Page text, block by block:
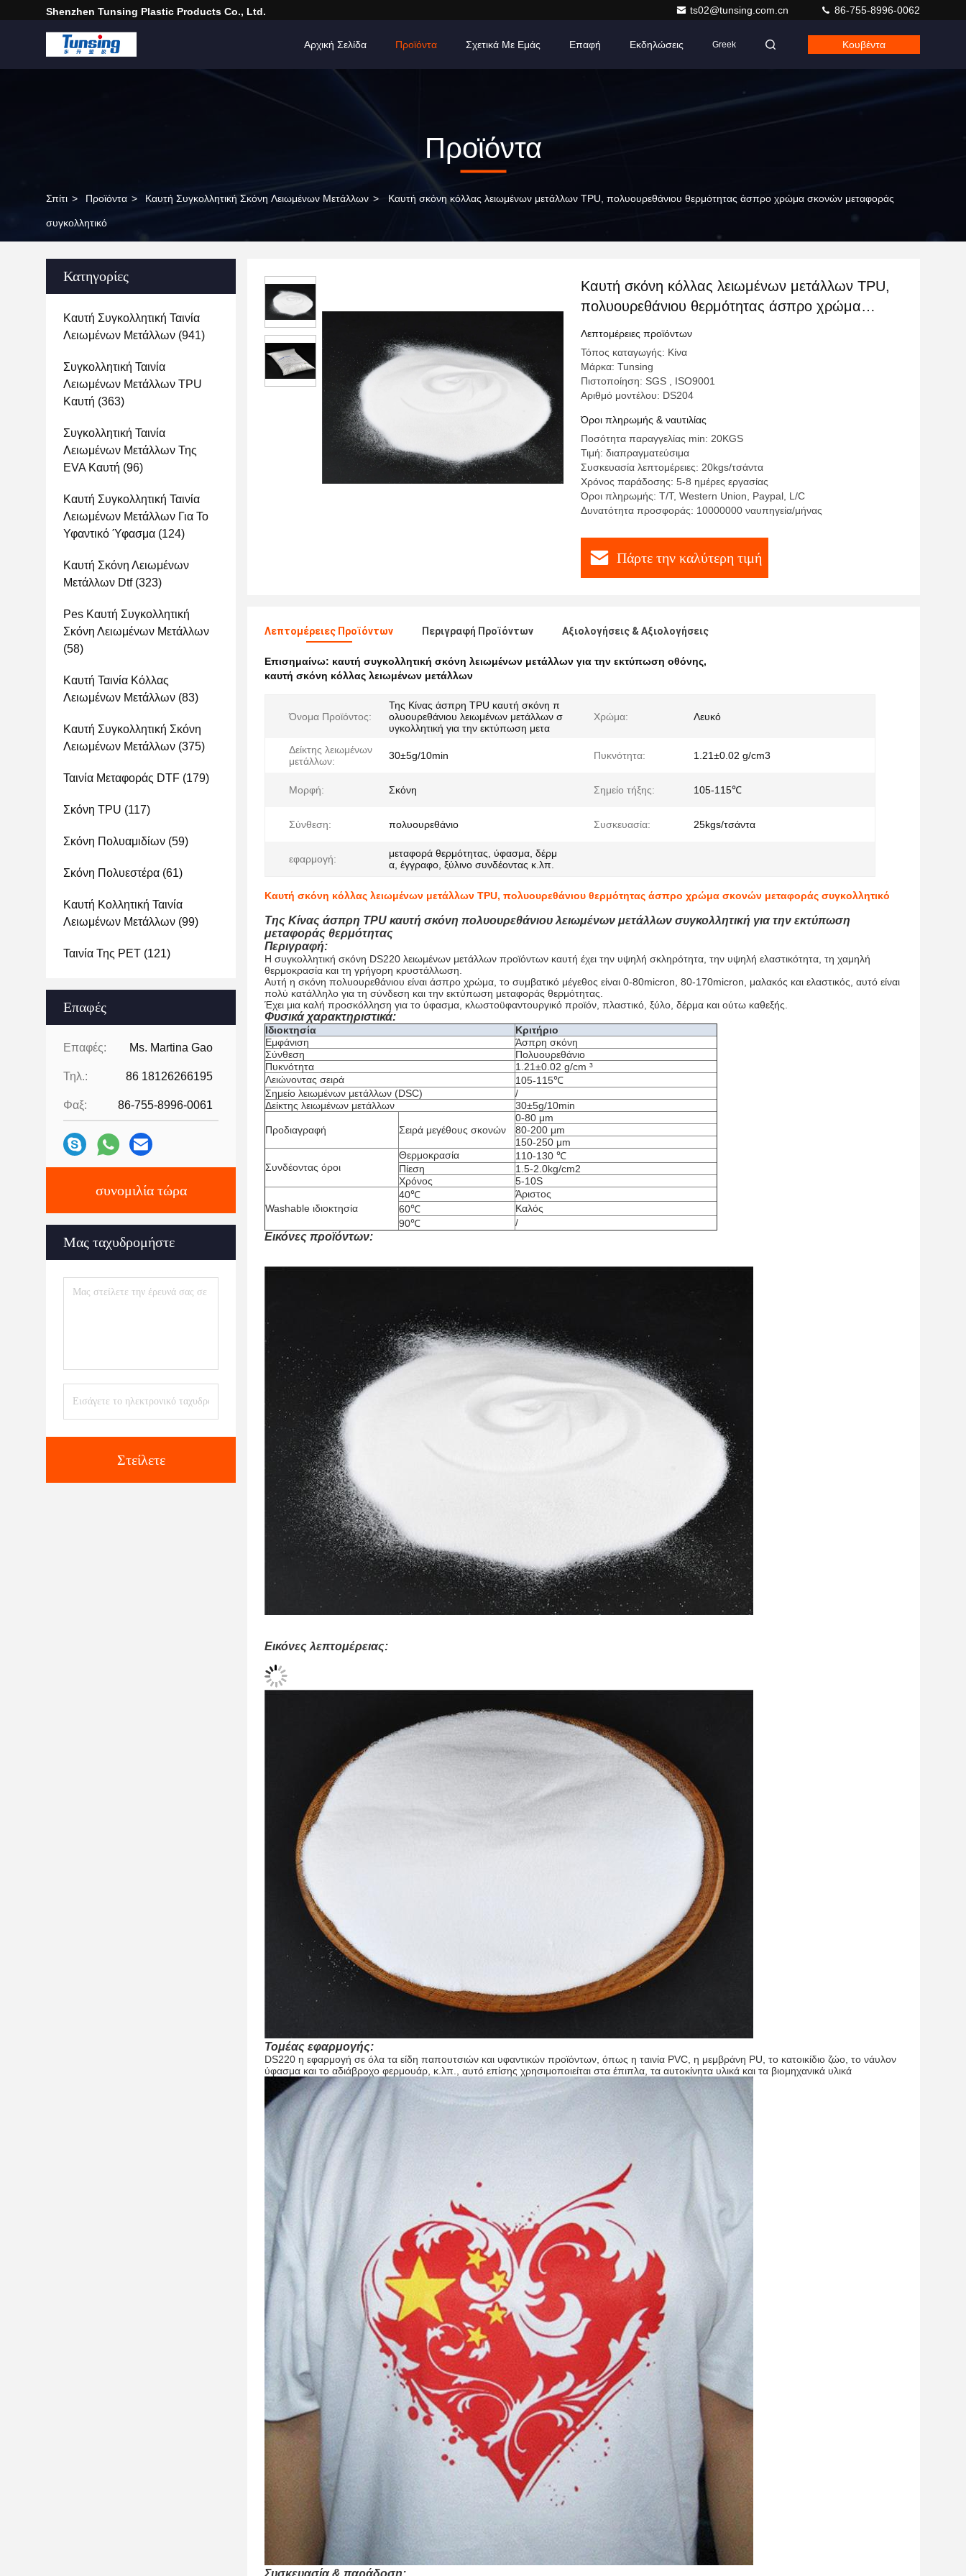
Shenzhen Tunsing Plastic Products Co., Ltd. ts02@tunsing.com.cn 86-755-8996-0062
Αρχική Σελίδα Προϊόντα Σχετικά Με Εμάς Επαφή Εκδηλώσεις Greek Κουβέντα
Προϊόντα
Σπίτι > Προϊόντα > Καυτή Συγκολλητική Σκόνη Λειωμένων Μετάλλων > Καυτή σκόνη κόλλας λειωμένων μετάλλων TPU, πολυουρεθάνιου θερμότητας άσπρο χρώμα σκονών μεταφοράς
συγκολλητικό
Κατηγορίες
Καυτή Συγκολλητική Ταινία
Λειωμένων Μετάλλων (941)
Συγκολλητική Ταινία
Λειωμένων Μετάλλων TPU
Καυτή (363)
Συγκολλητική Ταινία
Λειωμένων Μετάλλων Της
EVA Καυτή (96)
Καυτή Συγκολλητική Ταινία
Λειωμένων Μετάλλων Για Το
Υφαντικό Ύφασμα (124)
Καυτή Σκόνη Λειωμένων
Μετάλλων Dtf(323)
Pes Καυτή Συγκολλητική
Σκόνη Λειωμένων Μετάλλων
(58)
Καυτή Ταινία Κόλλας
Λειωμένων Μετάλλων (83)
Καυτή Συγκολλητική Σκόνη
Λειωμένων Μετάλλων (375)
Ταινία Μεταφοράς DTF (179)
Σκόνη TPU (117)
Σκόνη Πολυαμιδίων (59)
Σκόνη Πολυεστέρα (61)
Καυτή Κολλητική Ταινία
Λειωμένων Μετάλλων (99)
Ταινία Της PET (121)
Επαφές
Επαφές: Ms. Martina Gao
Τηλ.: 86 18126266195
Φαξ: 86-755-8996-0061
συνομιλία τώρα
Μας ταχυδρομήστε
Στείλετε
Καυτή σκόνη κόλλας λειωμένων μετάλλων TPU,
πολυουρεθάνιου θερμότητας άσπρο χρώμα
σκονών μεταφοράς συγκολλητικό
Λεπτομέρειες προϊόντων
Τόπος καταγωγής: Κίνα
Μάρκα: Tunsing
Πιστοποίηση: SGS , ISO9001
Αριθμό μοντέλου: DS204
Όροι πληρωμής & ναυτιλίας
Ποσότητα παραγγελίας min: 20KGS
Τιμή: διαπραγματεύσιμα
Συσκευασία λεπτομέρειες: 20kgs/τσάντα
Χρόνος παράδοσης: 5-8 ημέρες εργασίας
Όροι πληρωμής: T/T, Western Union, Paypal, L/C
Δυνατότητα προσφοράς: 10000000 ναυπηγεία/μήνας
Πάρτε την καλύτερη τιμή
Λεπτομέρειες Προϊόντων Περιγραφή Προϊόντων Αξιολογήσεις & Αξιολογήσεις
Επισημαίνω: καυτή συγκολλητική σκόνη λειωμένων μετάλλων για την εκτύπωση οθόνης,
καυτή σκόνη κόλλας λειωμένων μετάλλων
Όνομα Προϊόντος:
Της Κίνας άσπρη TPU καυτή σκόνη π
ολυουρεθάνιου λειωμένων μετάλλων σ
υγκολλητική για την εκτύπωση μετα
Χρώμα: Λευκό
Δείκτης λειωμένων
μετάλλων:
30±5g/10min Πυκνότητα: 1.21±0.02 g/cm3
Μορφή: Σκόνη Σημείο τήξης: 105-115℃
Σύνθεση: πολυουρεθάνιο Συσκευασία: 25kgs/τσάντα
εφαρμογή:
μεταφορά θερμότητας, ύφασμα, δέρμ
α, έγγραφο, ξύλινο συνδέοντας κ.λπ.
Καυτή σκόνη κόλλας λειωμένων μετάλλων TPU, πολυουρεθάνιου θερμότητας άσπρο χρώμα σκονών μεταφοράς συγκολλητικό
Της Κίνας άσπρη TPU καυτή σκόνη πολυουρεθάνιου λειωμένων μετάλλων συγκολλητική για την εκτύπωση
μεταφοράς θερμότητας
Περιγραφή:
Η συγκολλητική σκόνη DS220 λειωμένων μετάλλων προϊόντων καυτή έχει την υψηλή σκληρότητα, την υψηλή ελαστικότητα, τη χαμηλή
θερμοκρασία και τη γρήγορη κρυστάλλωση.
Αυτή η σκόνη πολυουρεθάνιου είναι άσπρο χρώμα, το συμβατικό μέγεθος είναι 0-80micron, 80-170micron, μαλακός και ελαστικός, αυτό είναι
πολύ κατάλληλο για τη σύνδεση και την εκτύπωση μεταφοράς θερμότητας.
Έχει μια καλή προσκόλληση για το ύφασμα, κλωστοϋφαντουργικό προϊόν, πλαστικό, ξύλο, δέρμα και ούτω καθεξής.
Φυσικά χαρακτηριστικά:
Ιδιοκτησία
Κριτήριο
Εμφάνιση
Άσπρη σκόνη
Σύνθεση
Πολυουρεθάνιο
Πυκνότητα
1.21±0.02 g/cm ³
Λειώνοντας σειρά
105-115℃
Σημείο λειωμένων μετάλλων (DSC)
/
Δείκτης λειωμένων μετάλλων
30±5g/10min
Προδιαγραφή Σειρά μεγέθους σκονών
0-80 μm
80-200 μm
150-250 μm
Συνδέοντας όροι
Θερμοκρασία
110-130 ℃
Πίεση
1.5-2.0kg/cm2
Χρόνος
5-10S
Washable ιδιοκτησία
40℃
Άριστος
60℃
Καλός
90℃
/
Εικόνες προϊόντων:
Εικόνες λεπτομέρειας:
Τομέας εφαρμογής:
DS220 η εφαρμογή σε όλα τα είδη παπουτσιών και υφαντικών προϊόντων, όπως η ταινία PVC, η μεμβράνη PU, το κατοικίδιο ζώο, το νάυλον
ύφασμα και το αδιάβροχο φερμουάρ, κ.λπ., αυτό επίσης χρησιμοποιείται στα έπιπλα, τα αυτοκίνητα υλικά και τα βιομηχανικά υλικά
Συσκευασία & παράδοση: